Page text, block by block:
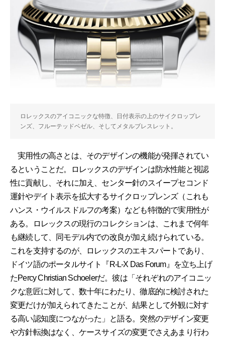
ロレックスのアイコニックな特徴、日付表示の上のサイクロップレ
ンズ、フルーテッドベゼル、そしてメタルブレスレット。
実用性の高さとは、そのデザインの機能が発揮されてい
るということだ。ロレックスのデザインは防水性能と視認
性に貢献し、それに加え、センター針のスイープセコンド
運針やデイト表示を拡大するサイクロップレンズ（これも
ハンス・ウイルスドルフの考案）なども特徴的で実用性が
ある。ロレックスの現行のコレクションは、これまで何年
も継続して、同モデル内での改良が加え続けられている。
これを支持するのが、ロレックスのエキスパートであり、
ドイツ語のポータルサイト『R-L-X Das Forum』を立ち上げ
たPercy Christian Schoelerだ。彼は「それぞれのアイコニッ
クな意匠に対して、数十年にわたり、徹底的に検討された
変更だけが加えられてきたことが、結果として外観に対す
る高い認知度につながった」と語る。突然のデザイン変更
や方針転換はなく、ケースサイズの変更でさえあまり行わ